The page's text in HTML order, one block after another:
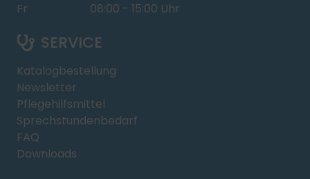
Fr
08:00 - 15:00 Uhr
SERVICE
Katalogbestellung
Newsletter
Pflegehilfsmittel
Sprechstundenbedarf
FAQ
Downloads